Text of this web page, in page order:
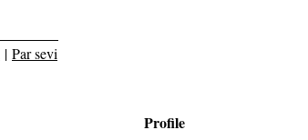
| Par sevi
Profile